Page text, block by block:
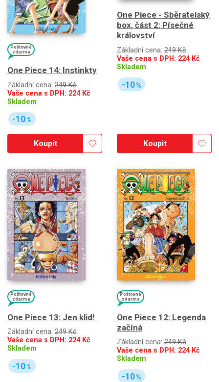
Poštovné
zdarma
One Piece 14: Instinkty
Základní cena: 249 Kč
Vaše cena s DPH: 224Kč
Skladem
-10%
Koupit
One Piece - Sběratelský
box, část 2: Písečné
království
Základní cena: 249 Kč
Vaše cena s DPH: 224Kč
Skladem
-10%
Koupit
Poštovné
zdarma
One Piece 13: Jen klid!
Základní cena: 249 Kč
Vaše cena s DPH: 224Kč
Skladem
-10%
Poštovné
zdarma
One Piece 12: Legenda
začíná
Základní cena: 249 Kč
Vaše cena s DPH: 224Kč
Skladem
-10%